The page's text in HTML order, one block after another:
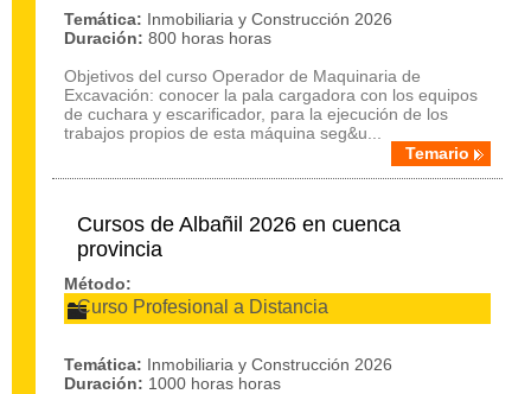
Temática: Inmobiliaria y Construcción 2026
Duración: 800 horas horas
Objetivos del curso Operador de Maquinaria de
Excavación: conocer la pala cargadora con los equipos
de cuchara y escarificador, para la ejecución de los
trabajos propios de esta máquina seg&u...
Temario
Cursos de Albañil 2026 en cuenca
provincia
Método:
Curso Profesional a Distancia
Temática: Inmobiliaria y Construcción 2026
Duración: 1000 horas horas